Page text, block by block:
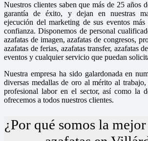
Nuestros clientes saben que más de 25 años
garantía de éxito, y dejan en nuestras
ejecución del marketing de sus eventos
confianza. Disponemos de personal
azafatas de imagen, azafatas de congresos,
azafatas de ferias, azafatas transfer, azafatas
eventos y cualquier servicio que puedan
Nuestra empresa ha sido galardonada en
diversas medallas de oro al mérito al trabajo,
profesional labor en el sector, así como la
ofrecemos a todos nuestros clientes.
¿Por qué somos la